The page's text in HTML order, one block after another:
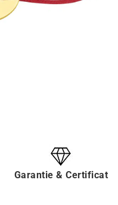
Garantie & Certificat